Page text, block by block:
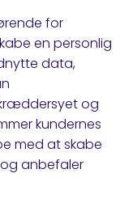
for
en personlig
data,
og
kundernes
med at skabe
anbefaler